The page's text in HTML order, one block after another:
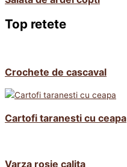
Top retete
Crochete de cascaval
Cartofi taranesti cu ceapa
Varza rosie calita